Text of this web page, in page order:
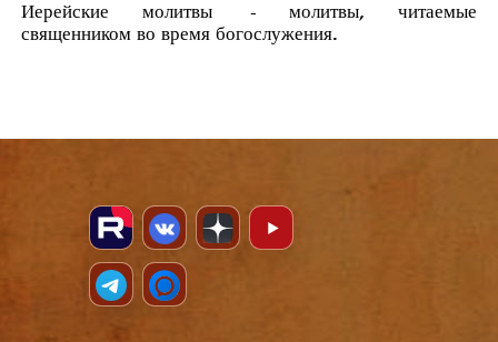
Иерейские молитвы - молитвы, читаемые
священником во время богослужения.